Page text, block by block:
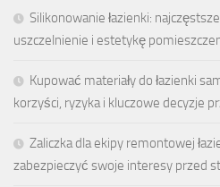
Silikonowanie łazienki:
uszczelnienie i estetykę
Kupować materiały do łazienki
korzyści, ryzyka i kluczowe decyzje
Zaliczka dla ekipy remontowej
zabezpieczyć swoje interesy przed